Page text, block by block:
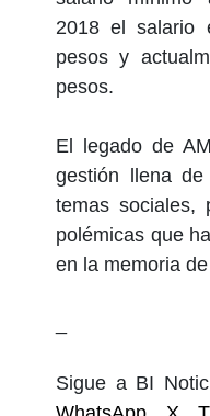
2018 el salario
pesos y
pesos.
El legado de
gestión llena
temas sociales,
polémicas que
en la memoria
Sigue a BI